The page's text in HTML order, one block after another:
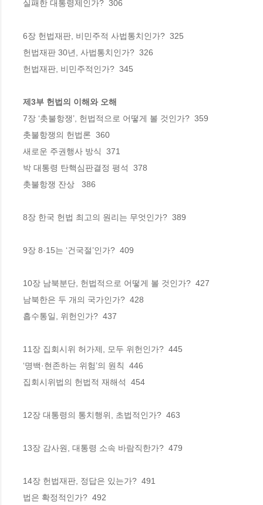
실패한 대통령제인가?  306
6장 헌법재판, 비민주적 사법통치인가?  325
헌법재판 30년, 사법통치인가?  326
헌법재판, 비민주적인가?  345
제3부 헌법의 이해와 오해
7장 ‘촛불항쟁’, 헌법적으로 어떻게 볼 것인가?  359
촛불항쟁의 헌법론  360
새로운 주권행사 방식  371
박 대통령 탄핵심판결정 평석  378
촛불항쟁 잔상   386
8장 한국 헌법 최고의 원리는 무엇인가?  389
9장 8·15는 ‘건국절’인가?  409
10장 남북분단, 헌법적으로 어떻게 볼 것인가?  427
남북한은 두 개의 국가인가?  428
흡수통일, 위헌인가?  437
11장 집회시위 허가제, 모두 위헌인가?  445
‘명백·현존하는 위험’의 원칙  446
집회시위법의 헌법적 재해석  454
12장 대통령의 통치행위, 초법적인가?  463
13장 감사원, 대통령 소속 바람직한가?  479
14장 헌법재판, 정답은 있는가?  491
법은 확정적인가?  492